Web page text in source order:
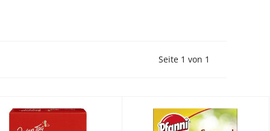
Vorherige Seite
Seite 1 von 1